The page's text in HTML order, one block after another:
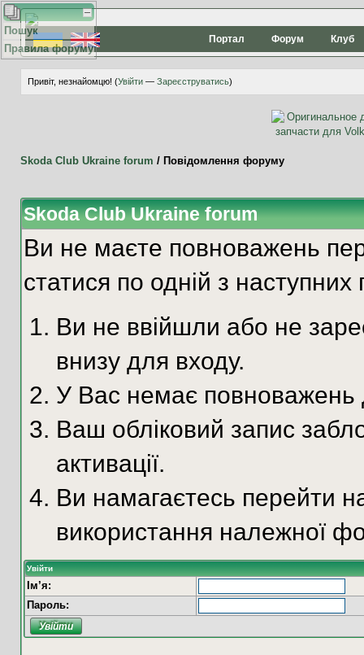
Портал Форум Клуб
Привіт, незнайомцю! (Увійти— Зареєструватись)
Skoda Club Ukraine forum / Повідомлення форуму
Пошук
Правила форуму
Skoda Club Ukraine forum
Ви не маєте повноважень
статися по одній з наступних
Ви не ввійшли або не
внизу для входу.
У Вас немає повноважень
Ваш обліковий запис
активації.
Ви намагаєтесь перейти
використання належної
Увійти
Ім’я:
Пароль: